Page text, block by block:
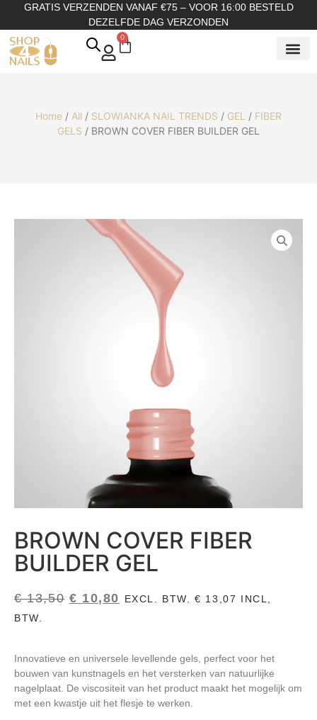
GRATIS VERZENDEN VANAF €75 – VOOR 16:00 BESTELD
DEZELFDE DAG VERZONDEN
0
Home / All / SLOWIANKA NAIL TRENDS / GEL / FIBER
GELS / BROWN COVER FIBER BUILDER GEL
BROWN COVER FIBER
BUILDER GEL
€13,50 € 10,80 EXCL. BTW.€ 13,07 INCL,
BTW.
Innovatieve en universele levellende gels, perfect voor het
bouwen van kunstnagels en het versterken van natuurlijke
nagelplaat. De viscositeit van het product maakt het mogelijk om
met een kwastje uit het flesje te werken.